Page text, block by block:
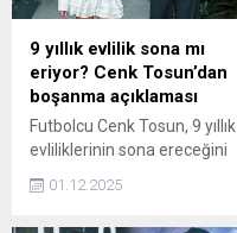
9 yıllık evlilik sona mı
eriyor? Cenk Tosun’dan
boşanma açıklaması
Futbolcu Cenk Tosun, 9 yıllık
evliliklerinin sona ereceğini
01.12.2025